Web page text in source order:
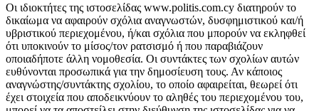
Οι ιδιοκτήτες της ιστοσελίδας www.politis.com.cy διατηρούν το
δικαίωμα να αφαιρούν σχόλια αναγνωστών, δυσφημιστικού και/ή
υβριστικού περιεχομένου, ή/και σχόλια που μπορούν να εκληφθεί
ότι υποκινούν το μίσος/τον ρατσισμό ή που παραβιάζουν
οποιαδήποτε άλλη νομοθεσία. Οι συντάκτες των σχολίων αυτών
ευθύνονται προσωπικά για την δημοσίευση τους. Αν κάποιος
αναγνώστης/συντάκτης σχολίου, το οποίο αφαιρείται, θεωρεί ότι
έχει στοιχεία που αποδεικνύουν το αληθές του περιεχομένου του,